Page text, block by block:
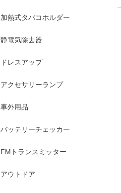
加熱式タバコホルダー
静電気除去器
ドレスアップ
アクセサリーランプ
車外用品
バッテリーチェッカー
FMトランスミッター
アウトドア